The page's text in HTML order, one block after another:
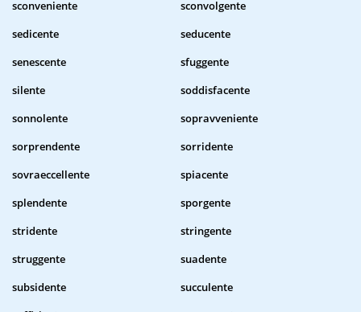
sconveniente
sconvolgente
sedicente
seducente
senescente
sfuggente
silente
soddisfacente
sonnolente
sopravveniente
sorprendente
sorridente
sovraeccellente
spiacente
splendente
sporgente
stridente
stringente
struggente
suadente
subsidente
succulente